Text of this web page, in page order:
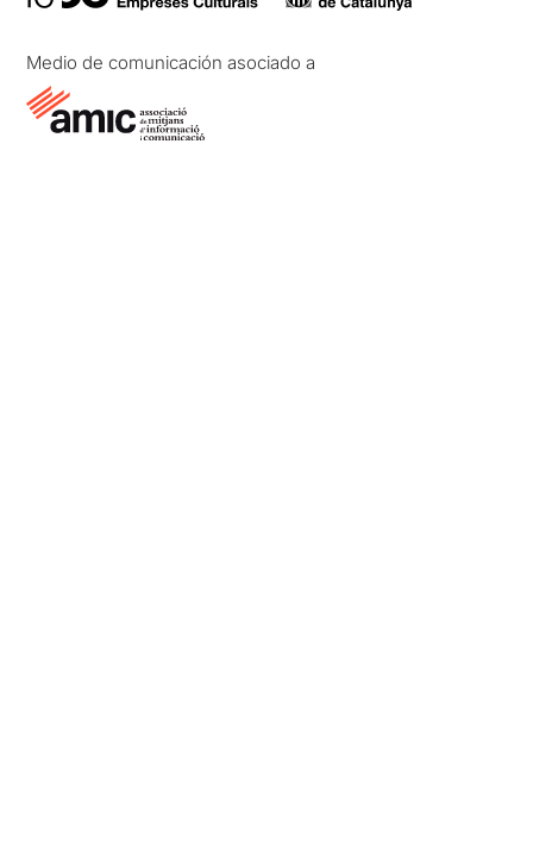
Medio de comunicación asociado a